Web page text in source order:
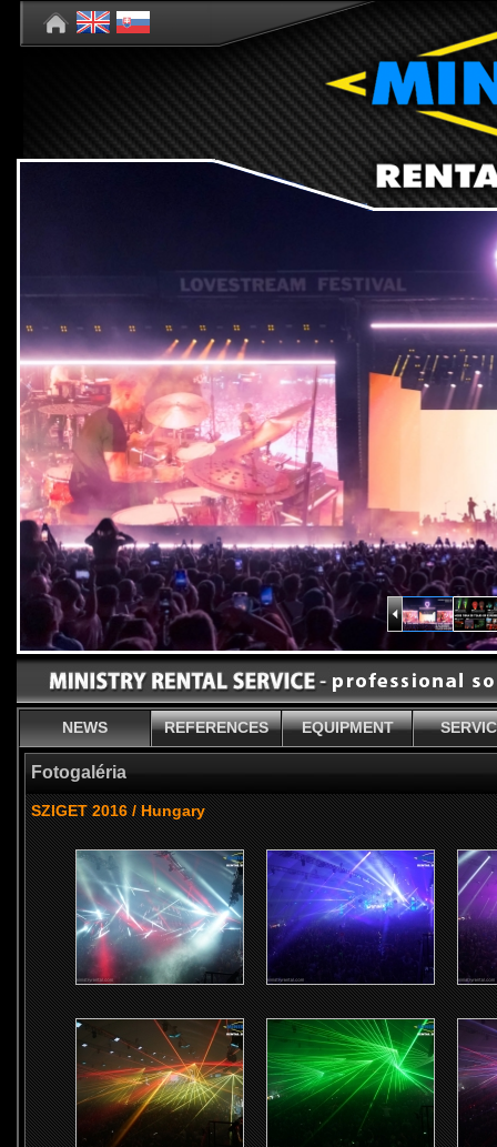
NEWS REFERENCES EQUIPMENT
Fotogaléria
SZIGET 2016 / Hungary